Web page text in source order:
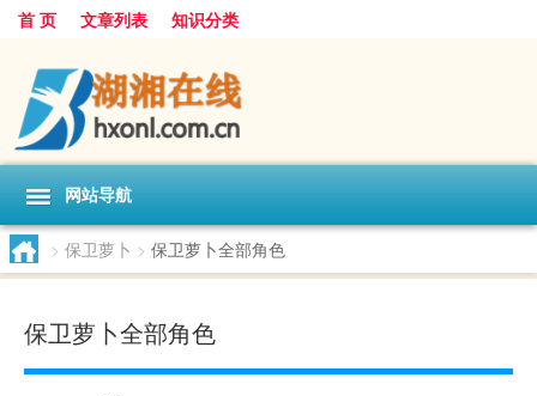
首 页 文章列表 知识分类
网站导航
> 保卫萝卜 > 保卫萝卜全部角色
保卫萝卜全部角色